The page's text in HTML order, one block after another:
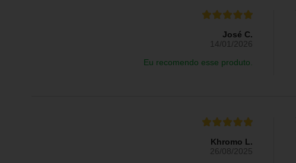
José C.
14/01/2026
Eu recomendo esse produto.
Khromo L.
26/08/2025